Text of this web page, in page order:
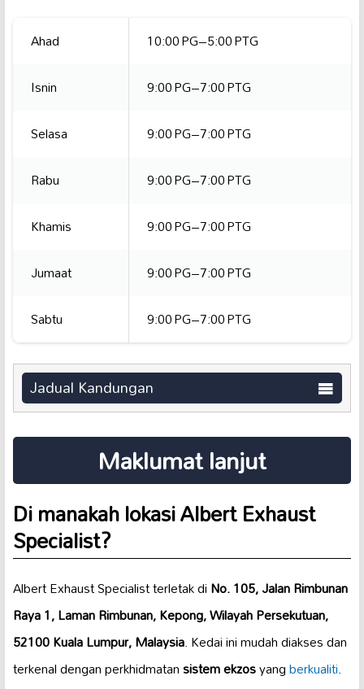
Ahad
10:00 PG–5:00 PTG
Isnin
9:00 PG–7:00 PTG
Selasa
9:00 PG–7:00 PTG
Rabu
9:00 PG–7:00 PTG
Khamis
9:00 PG–7:00 PTG
Jumaat
9:00 PG–7:00 PTG
Sabtu
9:00 PG–7:00 PTG
Jadual Kandungan
Maklumat lanjut
Di manakah lokasi Albert Exhaust
Specialist?
Albert Exhaust Specialist terletak diNo. 105, Jalan Rimbunan
Raya 1, Laman Rimbunan, Kepong, Wilayah Persekutuan,
52100 Kuala Lumpur, Malaysia. Kedai ini mudah diakses dan
terkenal dengan perkhidmatansistem ekzosyangberkualiti.